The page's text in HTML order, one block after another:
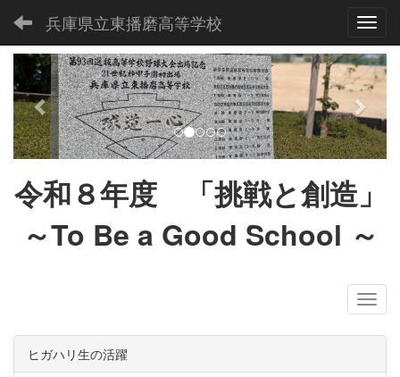
兵庫県立東播磨高等学校
p
r
e
v
i
o
u
s
n
e
x
t
令和８年度 「挑戦と創造」
～To Be a Good School ～
ヒガハリ生の活躍